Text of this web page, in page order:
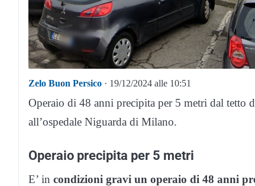
Zelo Buon Persico · 19/12/2024 alle 10:51
Operaio di 48 anni precipita per 5 metri dal tetto
all’ospedale Niguarda di Milano.
Operaio precipita per 5 metri
E’ in condizioni gravi un operaio di 48 anni